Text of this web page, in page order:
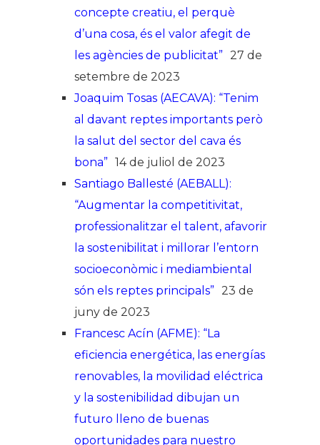
concepte creatiu, el perquè
d’una cosa, és el valor afegit de
les agències de publicitat” 27 de
setembre de 2023
Joaquim Tosas (AECAVA): “Tenim
al davant reptes importants però
la salut del sector del cava és
bona” 14 de juliol de 2023
Santiago Ballesté (AEBALL):
“Augmentar la competitivitat,
professionalitzar el talent, afavorir
la sostenibilitat i millorar l’entorn
socioeconòmic i mediambiental
són els reptes principals” 23 de
juny de 2023
Francesc Acín (AFME): “La
eficiencia energética, las energías
renovables, la movilidad eléctrica
y la sostenibilidad dibujan un
futuro lleno de buenas
oportunidades para nuestro